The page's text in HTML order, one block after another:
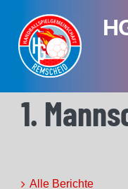
content
1.
Alle Berichte